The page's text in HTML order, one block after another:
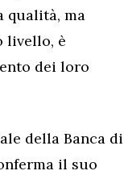
qualità, ma
livello, è
dei loro
della Banca di
il suo